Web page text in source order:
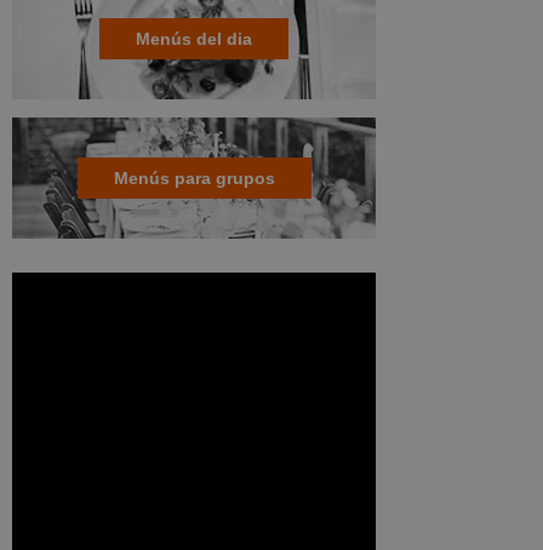
Menús del dia
Menús para grupos